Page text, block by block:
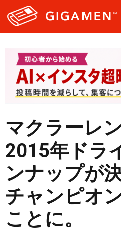
ヘルス・健康
スタイル
仮想通貨
スマートフォン
ニュース
マクラーレ
2015年ドラ
ンナップが
チャンピオ
ことに。